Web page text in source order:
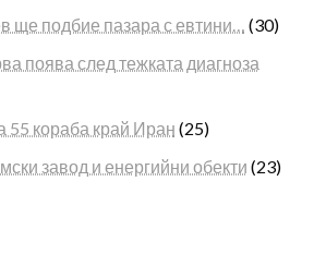
ще подбие пазара с евтини… (30)
поява след тежката диагноза
кораба край Иран (25)
завод и енергийни обекти (23)